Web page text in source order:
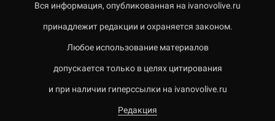
Вся информация, опубликованная на ivanovolive.ru
принадлежит редакции и охраняется законом.
Любое использование материалов
допускается только в целях цитирования
и при наличии гиперссылки на ivanovolive.ru
Редакция